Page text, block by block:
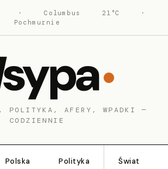
· Columbus 21°C
·
Pochmurnie
POLITYKA, AFERY, WPADKI —
CODZIENNIE
Polska Polityka Świat